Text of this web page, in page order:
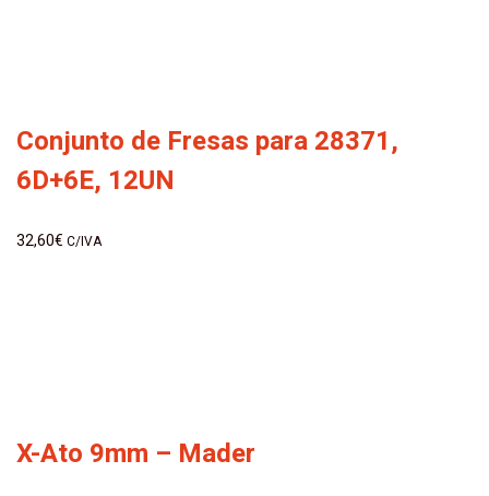
Conjunto de Fresas para 28371,
6D+6E, 12UN
32,60€ C/IVA
X-Ato 9mm – Mader